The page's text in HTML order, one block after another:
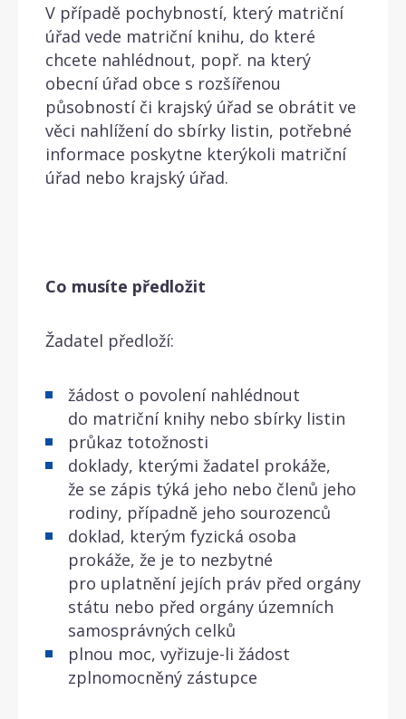
V případě pochybností, který matriční
úřad vede matriční knihu, do které
chcete nahlédnout, popř. na který
obecní úřad obce s rozšířenou
působností či krajský úřad se obrátit ve
věci nahlížení do sbírky listin, potřebné
informace poskytne kterýkoli matriční
úřad nebo krajský úřad.
Co musíte předložit
Žadatel předloží:
žádost o povolení nahlédnout
do matriční knihy nebo sbírky listin
průkaz totožnosti
doklady, kterými žadatel prokáže,
že se zápis týká jeho nebo členů jeho
rodiny, případně jeho sourozenců
doklad, kterým fyzická osoba
prokáže, že je to nezbytné
pro uplatnění jejích práv před orgány
státu nebo před orgány územních
samosprávných celků
plnou moc, vyřizuje-li žádost
zplnomocněný zástupce